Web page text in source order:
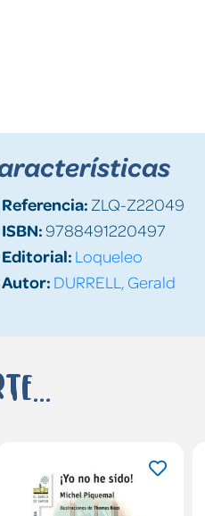
Referencia: ZLQ-Z22049
ISBN:9788491220497
Editorial: Loqueleo
Autor: DURRELL, Gerald